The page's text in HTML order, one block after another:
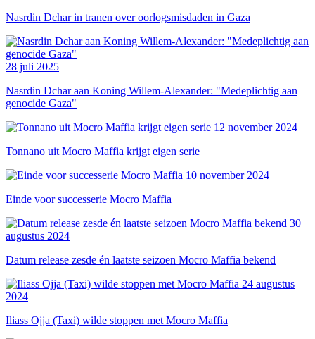
Nasrdin Dchar in tranen over oorlogsmisdaden in Gaza
28 juli 2025
Nasrdin Dchar aan Koning Willem-Alexander: "Medeplichtig aan
genocide Gaza"
12 november 2024
Tonnano uit Mocro Maffia krijgt eigen serie
10 november 2024
Einde voor successerie Mocro Maffia
30
augustus 2024
Datum release zesde én laatste seizoen Mocro Maffia bekend
24 augustus
2024
Iliass Ojja (Taxi) wilde stoppen met Mocro Maffia